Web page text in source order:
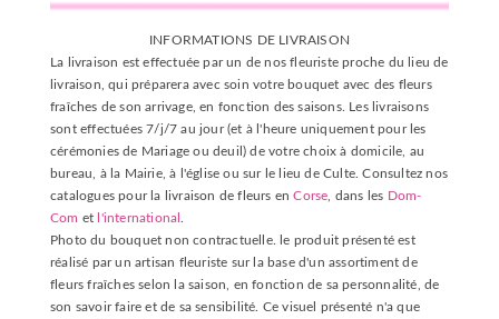
INFORMATIONS DE LIVRAISON
La livraison est effectuée par un de nos fleuriste proche du lieu de
livraison, qui préparera avec soin votre bouquet avec des fleurs
fraîches de son arrivage, en fonction des saisons. Les livraisons
sont effectuées 7/j/7 au jour (et à l'heure uniquement pour les
cérémonies de Mariage ou deuil) de votre choix à domicile, au
bureau, à la Mairie, à l'église ou sur le lieu de Culte. Consultez nos
catalogues pour la livraison de fleurs enCorse , dans les Dom-
Com et l'international
Photo du bouquet non contractuelle. le produit présenté est
réalisé par un artisan fleuriste sur la base d'un assortiment de
fleurs fraîches selon la saison, en fonction de sa personnalité, de
son savoir faire et de sa sensibilité. Ce visuel présenté n'a que